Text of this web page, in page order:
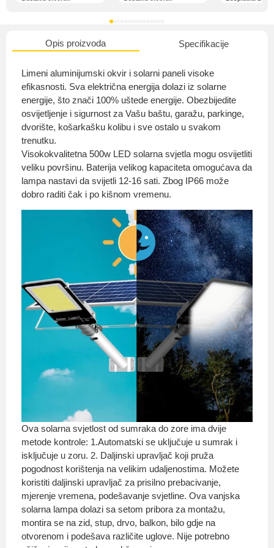
Opis proizvoda Specifikacije
Limeni aluminijumski okvir i solarni paneli visoke
efikasnosti. Sva električna energija dolazi iz solarne
energije, što znači 100% uštede energije. Obezbijedite
osvijetljenje i sigurnost za Vašu baštu, garažu, parkinge,
dvorište, košarkašku kolibu i sve ostalo u svakom
trenutku.
Visokokvalitetna 500w LED solarna svjetla mogu osvijetliti
veliku površinu. Baterija velikog kapaciteta omogućava da
lampa nastavi da svijetli 12-16 sati. Zbog IP66 može
dobro raditi čak i po kišnom vremenu.
Ova solarna svjetlost od sumraka do zore ima dvije
metode kontrole: 1.Automatski se uključuje u sumrak i
isključuje u zoru. 2. Daljinski upravljač koji pruža
pogodnost korištenja na velikim udaljenostima. Možete
koristiti daljinski upravljač za prisilno prebacivanje,
mjerenje vremena, podešavanje svjetline. Ova vanjska
solarna lampa dolazi sa setom pribora za montažu,
montira se na zid, stup, drvo, balkon, bilo gdje na
otvorenom i podešava različite uglove. Nije potrebno
O nama
Privatnost kupca
Uvjeti i odredbe